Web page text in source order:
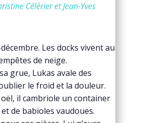
Célérier et Jean-Yves
Les docks vivent au
de neige.
grue, Lukas avale des
le froid et la douleur.
il cambriole un container
de babioles vaudoues.